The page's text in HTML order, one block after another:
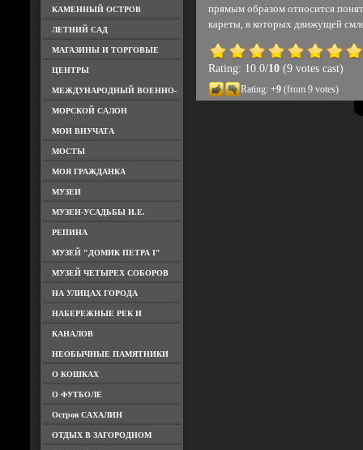
КАМЕННЫЙ ОСТРОВ
ЛЕТНИЙ САД
МАГАЗИНЫ И ТОРГОВЫЕ
ЦЕНТРЫ
МЕЖДУНАРОДНЫЙ ВОЕННО-
МОРСКОЙ САЛОН
МОИ ВНУЧАТА
МОСТЫ
МОЯ ГРАЖДАНКА
МУЗЕИ
МУЗЕИ-УСАДЬБЫ И.Е.
РЕПИНА
МУЗЕЙ "ДОМИК ПЕТРА I"
МУЗЕЙ ЧЕТЫРЕХ СОБОРОВ
НА УЛИЦАХ ГОРОДА
НАБЕРЕЖНЫЕ РЕК И
КАНАЛОВ
НЕОБЫЧНЫЕ ПАМЯТНИКИ
О КОШКАХ
О ФУТБОЛЕ
Остров САХАЛИН
ОТДЫХ В ЗАГОРОДНОМ
прямым образом относится
кареты, в которых движущей
Rating: 10.0/10(9 votes cast)
Rating: +9(from 9 votes)